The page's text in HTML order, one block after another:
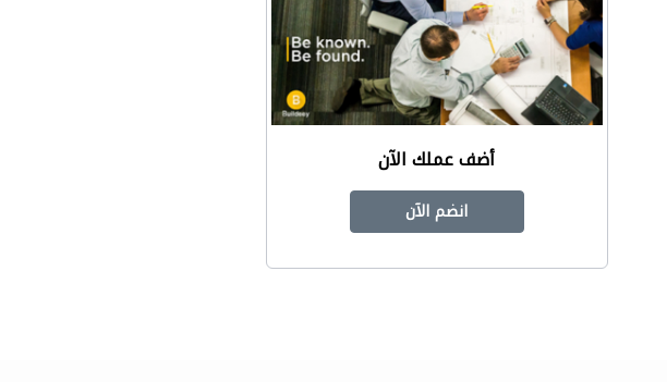
أضف عملك الآن
انضم الآن